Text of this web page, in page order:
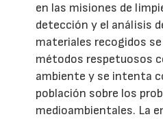
en las misiones de
detección y el análisis
materiales recogidos
métodos respetuosos
ambiente y se intenta
población sobre los
medioambientales. La